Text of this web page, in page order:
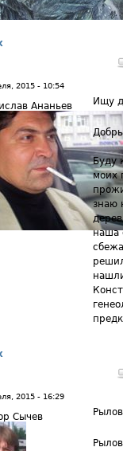
2015 - 10:54
Ананьев Ищу
Буду
моих
знаю
наша
2015 - 16:29
Сычев